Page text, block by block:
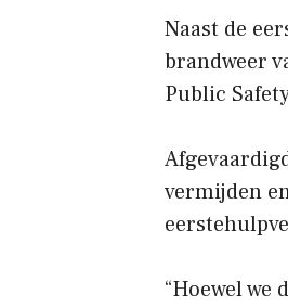
Naast de
brandweer
Public
vermijden
“Hoewel we